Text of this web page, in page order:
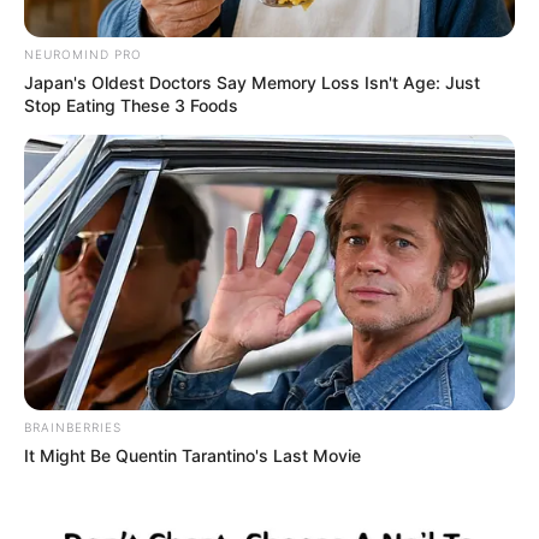
NEUROMIND PRO
Japan's Oldest Doctors Say Memory Loss Isn't Age: Just
Stop Eating These 3 Foods
BRAINBERRIES
It Might Be Quentin Tarantino's Last Movie